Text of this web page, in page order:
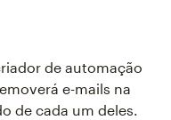
de automação
e-mails na
de cada um deles.